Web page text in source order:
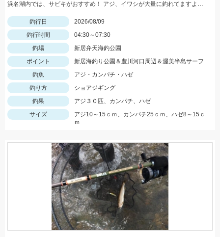
浜名湖内では、サビキがおすすめ！ アジ、イワシが大量に釣れてますよ。 豊川周辺では、ハゼが入れ喰い状態！ 渥美半島側では、マゴチ、ヒラメ、青物 などターゲットが多数回遊中！
釣行日
2026/08/09
釣行時間
04:30～07:30
釣場
新居弁天海釣公園
ポイント
新居海釣り公園＆豊川河口周辺＆渥美半島サーフ
釣魚
アジ・カンパチ・ハゼ
釣り方
ショアジギング
釣果
アジ３０匹、カンパチ、ハゼ
サイズ
アジ10～15ｃｍ、カンパチ25ｃｍ、ハゼ8～15ｃ
ｍ